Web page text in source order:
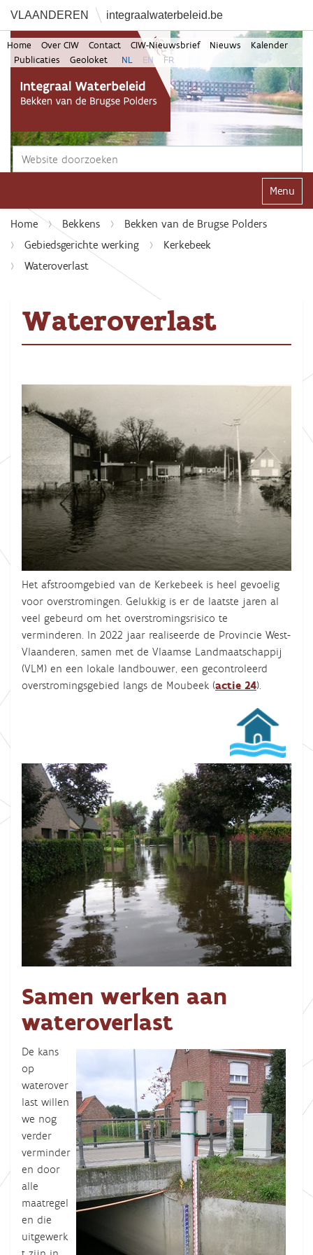
VLAANDEREN integraalwaterbeleid.be
Zoek
Home Over CIW Contact CIW-Nieuwsbrief Nieuws
Kalender
Publicaties
Geoloket NL EN FR
Klap
Home Bekkens
Bekken van de Brugse Polders
Gebiedsgerichte werking
Kerkebeek
Wateroverlast
Wateroverlast
Het afstroomgebied van de Kerkebeek is heel gevoelig
voor overstromingen. Gelukkig is er de laatste jaren al
veel gebeurd om het overstromingsrisico te
verminderen. In 2022 jaar realiseerde de Provincie West-
Vlaanderen, samen met de Vlaamse Landmaatschappij
(VLM) en een lokale landbouwer, een gecontroleerd
overstromingsgebied langs de Moubeek (actie 24).
Samen werken aan
wateroverlast
De kans
op
waterover
last willen
we nog
verder
verminder
en door
alle
maatregel
en die
uitgewerk